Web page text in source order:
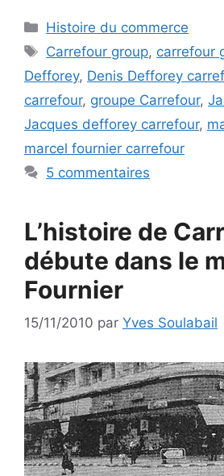
Catégories
Histoire du commerce
Étiquettes
Carrefour group, carrefour
Defforey, Denis Defforey
carrefour, groupe Carrefour,
Jacques defforey carrefour,
marcel fournier carrefour
5 commentaires
L’histoire de
débute dans le
Fournier
15/11/2010 par Yves Soulabail